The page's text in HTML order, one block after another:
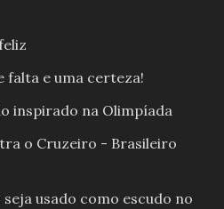
falta e uma certeza!
inspirado na Olimpíada
o Cruzeiro - Brasileiro
usado como escudo no